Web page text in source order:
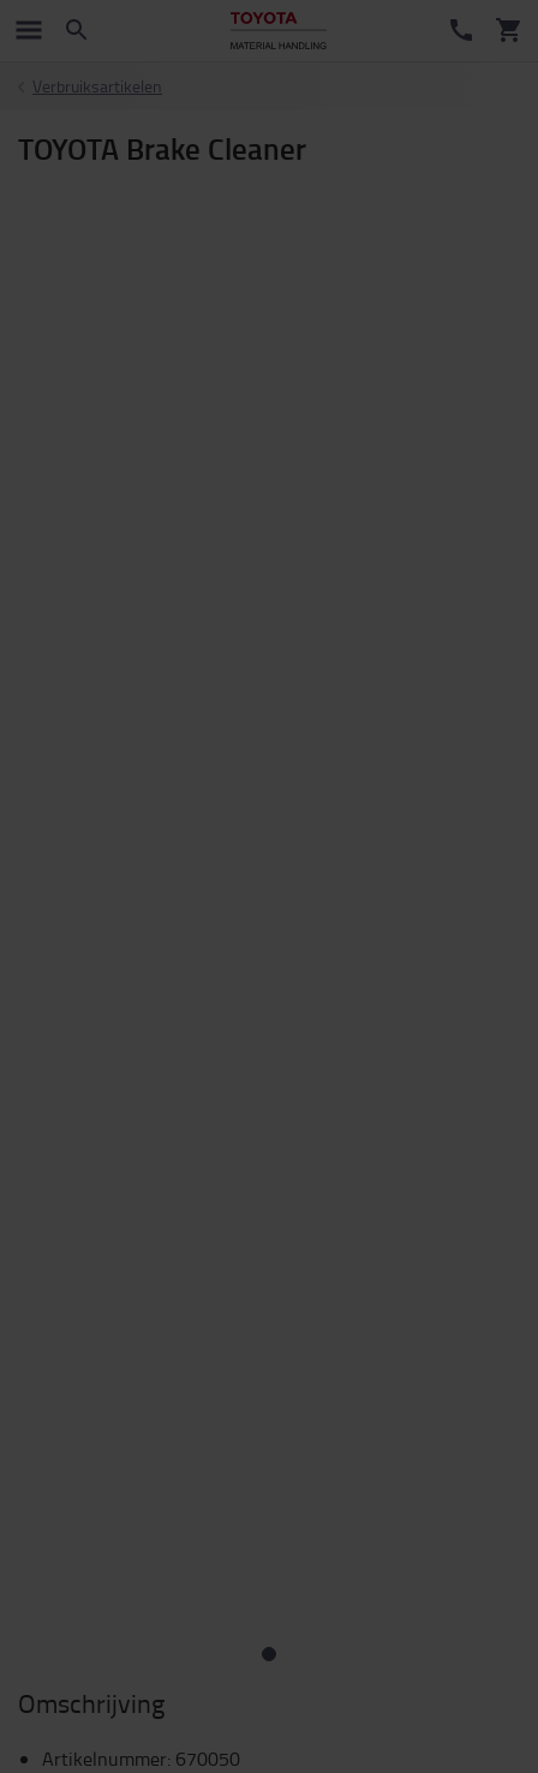
Verbruiksartikelen
TOYOTA Brake Cleaner
Omschrijving
Artikelnummer: 670050